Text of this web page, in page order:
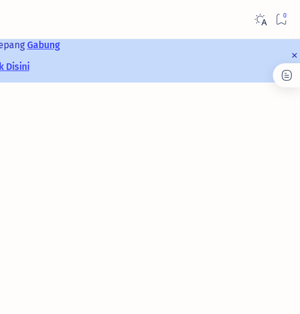
Gabung
Disini